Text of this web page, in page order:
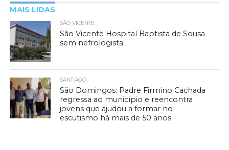
MAIS LIDAS
SÃO VICENTE
São Vicente Hospital Baptista de Sousa
sem nefrologista
SANTIAGO
São Domingos: Padre Firmino Cachada
regressa ao município e reencontra
jovens que ajudou a formar no
escutismo há mais de 50 anos